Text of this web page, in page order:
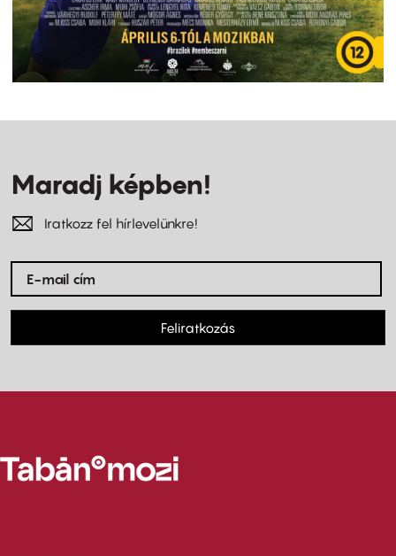
Maradj képben!
Iratkozz fel hírlevelünkre!
Feliratkozás